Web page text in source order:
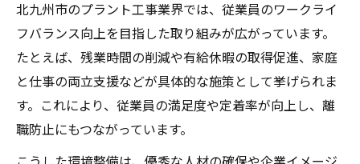
北九州市のプラント工事業界では、従業員のワークライ
フバランス向上を目指した取り組みが広がっています。
たとえば、残業時間の削減や有給休暇の取得促進、家庭
と仕事の両立支援などが具体的な施策として挙げられま
す。これにより、従業員の満足度や定着率が向上し、離
職防止にもつながっています。